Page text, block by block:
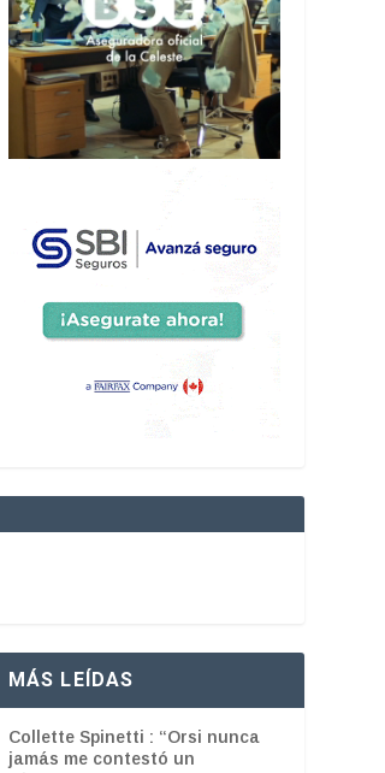
MÁS LEÍDAS
Collette Spinetti : “Orsi nunca
jamás me contestó un